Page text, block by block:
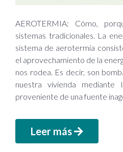
AEROTERMIA: Cómo,
sistemas tradicionales. La
sistema de aerotermia
el aprovechamiento de la
nos rodea. Es decir, son
nuestra vivienda mediante
proveniente de una fuente
Leer más